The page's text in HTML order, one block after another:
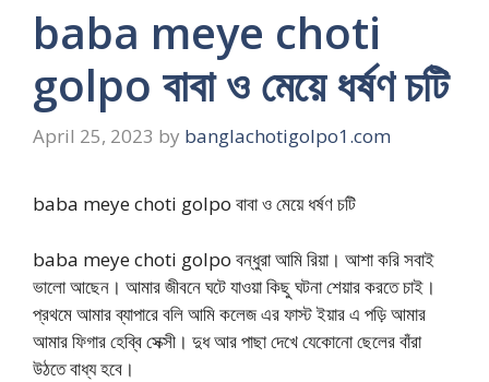
baba meye choti
golpo বাবা ও মেয়ে ধর্ষণ চটি
April 25, 2023 by banglachotigolpo1.com
baba meye choti golpo বাবা ও মেয়ে ধর্ষণ চটি
baba meye choti golpo বন্ধুরা আমি রিয়া। আশা করি সবাই
ভালো আছেন। আমার জীবনে ঘটে যাওয়া কিছু ঘটনা শেয়ার করতে চাই।
প্রথমে আমার ব্যাপারে বলি আমি কলেজ এর ফাস্ট ইয়ার এ পড়ি আমার
আমার ফিগার হেব্বি সেক্সী। দুধ আর পাছা দেখে যেকোনো ছেলের বাঁরা
উঠতে বাধ্য হবে।